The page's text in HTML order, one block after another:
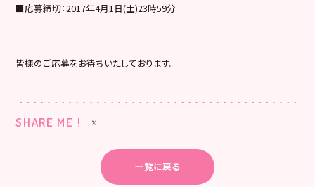
■応募締切：2017年4月1日(土)23時59分
皆様のご応募をお待ちいたしております。
SHARE ME !
一覧に戻る